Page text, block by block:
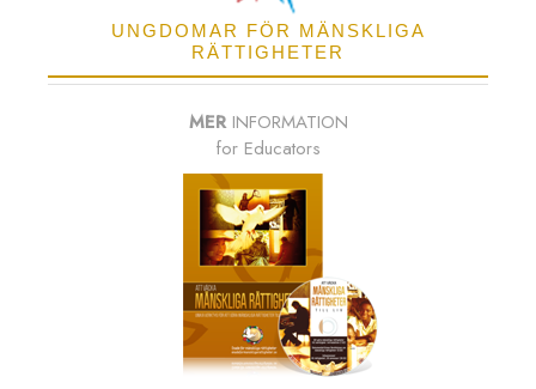
UNGDOMAR FÖR MÄNSKLIGA
RÄTTIGHETER
MER INFORMATION
for Educators